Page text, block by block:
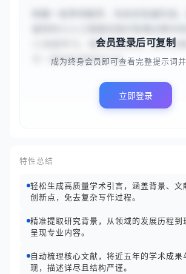
{{深度学习；卷积神经网络；医学影
写一篇结构清晰的引言。...
会员登录后可复制
成为终身会员即可查看完整提示词
立即登录
特性总结
轻松生成高质量学术引言，涵盖背景、文
创新点，免去复杂写作过程。
精准提取研究背景，从领域的发展历程到
呈现专业内容。
自动梳理核心文献，将近五年的学术成果
现，描述详尽且结构严谨。